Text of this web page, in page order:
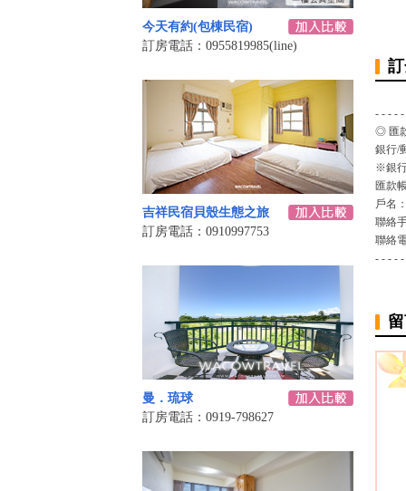
今天有約(包棟民宿)
訂房電話：0955819985(line)
吉祥民宿貝殼生態之旅
訂房電話：0910997753
曼．琉球
訂房電話：0919-798627
- - - -
◎ 匯
銀行/
※銀
匯款
戶名
聯絡
聯絡
- - - -